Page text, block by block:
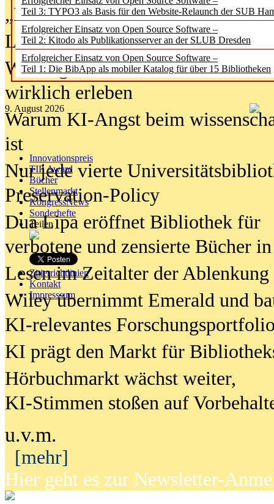
Teil 3: TYPO3 als Basis für den Website-Relaunch der SUB
Erfolgreicher Einsatz von Open Source Software –
Teil 2: Kitodo als Publikationsserver an der SLUB Dresden
Erfolgreicher Einsatz von Open Source Software –
Teil 1: Die BibApp als mobiler Katalog für über 15 Bibliotheken
9. August 2026
Innovationspreis
TIP Award
Bücher
Stellenmarkt
KongressNews
Sonderhefte
Teilen
Zitierrichtlinien
Kontakt
Impresssum
„Library of Things“ unterwegs
Lesen als Infrastrukturaufgabe
Wie Jugendliche Social Media
wirklich erleben
Warum KI-Angst beim
ist
Nur jede vierte
Preservation-Policy
Dua Lipa eröffnet Bibliothek für
verbotene und zensierte Bücher
Lesen im Zeitalter der Ablenkung
Wiley übernimmt Emerald und
KI-relevantes
KI prägt den Markt für
Hörbuchmarkt wächst weiter,
KI-Stimmen stoßen auf
u.v.m.
[mehr]
Hier geht es zur Newsletter-